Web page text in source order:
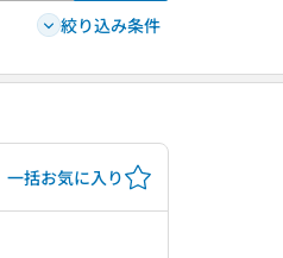
絞り込み条件
一括お気に入り